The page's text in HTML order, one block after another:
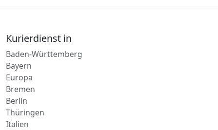
Kurierdienst in
Baden-Württemberg
Bayern
Europa
Bremen
Berlin
Thüringen